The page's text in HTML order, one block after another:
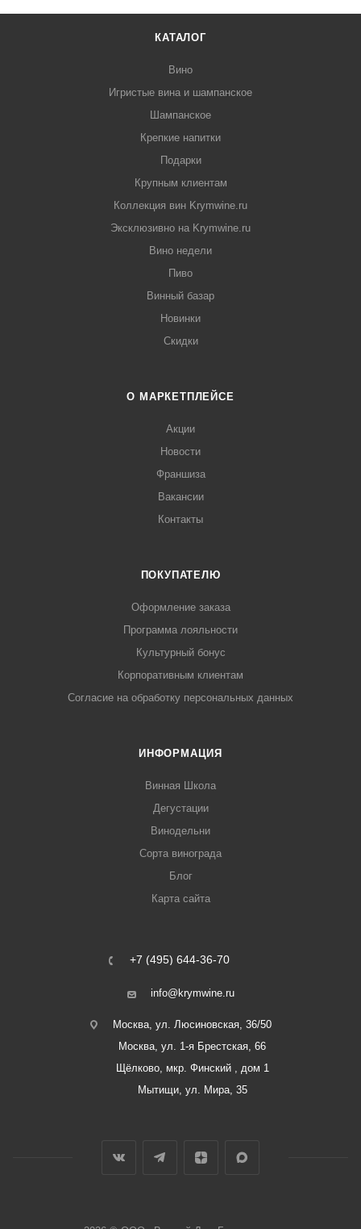
КАТАЛОГ
Вино
Игристые вина и шампанское
Шампанское
Крепкие напитки
Подарки
Крупным клиентам
Коллекция вин Krymwine.ru
Эксклюзивно на Krymwine.ru
Вино недели
Пиво
Винный базар
Новинки
Скидки
О МАРКЕТПЛЕЙСЕ
Акции
Новости
Франшиза
Вакансии
Контакты
ПОКУПАТЕЛЮ
Оформление заказа
Программа лояльности
Культурный бонус
Корпоративным клиентам
Согласие на обработку персональных данных
ИНФОРМАЦИЯ
Винная Школа
Дегустации
Винодельни
Сорта винограда
Блог
Карта сайта
+7 (495) 644-36-70
info@krymwine.ru
Москва, ул. Люсиновская, 36/50
Москва, ул. 1-я Брестская, 66
Щёлково, мкр. Финский , дом 1
Мытищи, ул. Мира, 35